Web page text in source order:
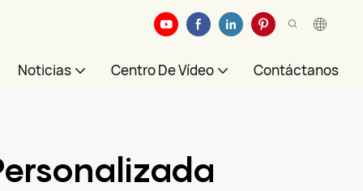
Noticias Centro De Vídeo Contáctanos